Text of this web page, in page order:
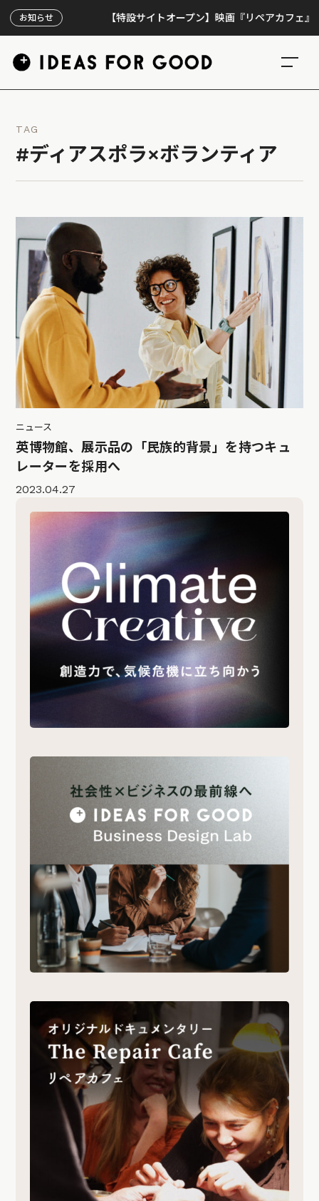
お知らせ 【特設サイトオープン】映画『リペアカフェ』、上
TAG
#ディアスポラ×ボランティア
ニュース
英博物館、展示品の「民族的背景」を持つキュ
レーターを採用へ
2023.04.27